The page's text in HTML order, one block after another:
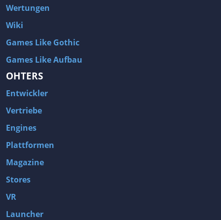
Wertungen
Wiki
Games Like Gothic
Games Like Aufbau
OHTERS
Entwickler
Vertriebe
Engines
Plattformen
Magazine
Stores
VR
Launcher